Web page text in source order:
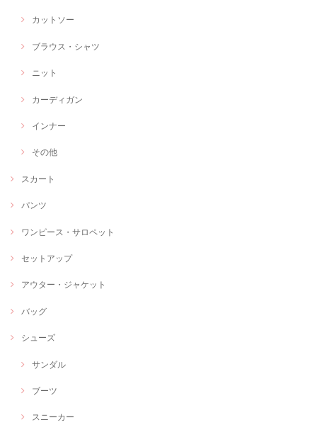
カットソー
ブラウス・シャツ
ニット
カーディガン
インナー
その他
スカート
パンツ
ワンピース・サロペット
セットアップ
アウター・ジャケット
バッグ
シューズ
サンダル
ブーツ
スニーカー